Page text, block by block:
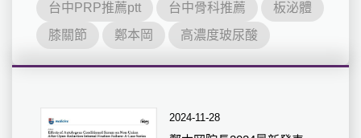
台中PRP推薦ptt
台中骨科推薦
板泌體
膝關節
鄭本岡 高濃度玻尿酸
2024-11-28